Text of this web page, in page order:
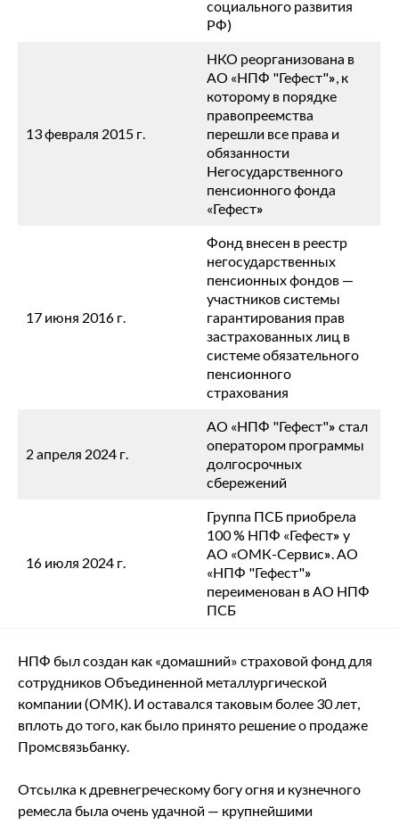
социального развития
РФ)
13 февраля 2015 г.
НКО реорганизована в
АО «НПФ "Гефест"», к
которому в порядке
правопреемства
перешли все права и
обязанности
Негосударственного
пенсионного фонда
«Гефест»
17 июня 2016 г.
Фонд внесен в реестр
негосударственных
пенсионных фондов —
участников системы
гарантирования прав
застрахованных лиц в
системе обязательного
пенсионного
страхования
2 апреля 2024 г.
АО «НПФ "Гефест"» стал
оператором программы
долгосрочных
сбережений
16 июля 2024 г.
Группа ПСБ приобрела
100 % НПФ «Гефест» у
АО «ОМК-Сервис». АО
«НПФ "Гефест"»
переименован в АО НПФ
ПСБ
НПФ был создан как «домашний» страховой фонд для
сотрудников Объединенной металлургической
компании (ОМК). И оставался таковым более 30 лет,
вплоть до того, как было принято решение о продаже
Промсвязьбанку.
Отсылка к древнегреческому богу огня и кузнечного
ремесла была очень удачной ― крупнейшими